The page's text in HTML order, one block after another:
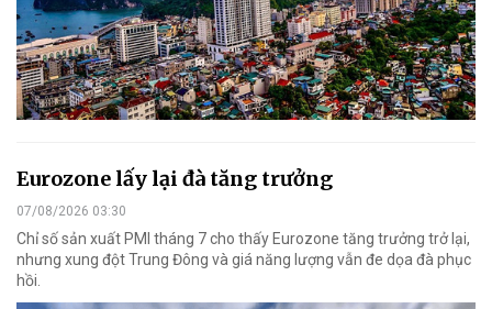
Eurozone lấy lại đà tăng trưởng
07/08/2026 03:30
Chỉ số sản xuất PMI tháng 7 cho thấy Eurozone tăng trưởng trở lại,
nhưng xung đột Trung Đông và giá năng lượng vẫn đe dọa đà phục
hồi.